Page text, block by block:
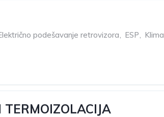
podešavanje retrovizora, ESP, Klima